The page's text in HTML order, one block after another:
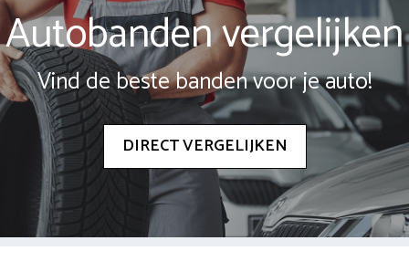
Autobanden vergelijken
Vind de beste banden voor je auto!
DIRECT VERGELIJKEN